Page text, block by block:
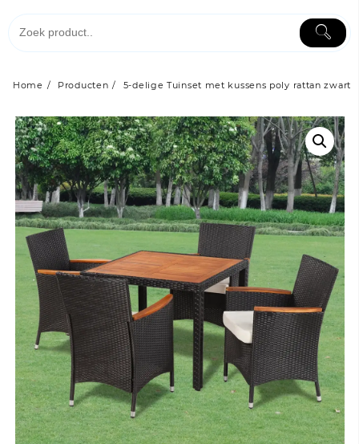
Home Producten 5-delige Tuinset met kussens poly rattan zwart